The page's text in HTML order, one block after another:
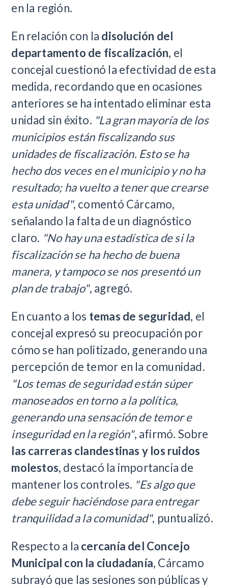
en la región.
En relación con la disolución del
departamento de fiscalización, el
concejal cuestionó la efectividad de esta
medida, recordando que en ocasiones
anteriores se ha intentado eliminar esta
unidad sin éxito. "La gran mayoría de los
municipios están fiscalizando sus
unidades de fiscalización. Esto se ha
hecho dos veces en el municipio y no ha
resultado; ha vuelto a tener que crearse
esta unidad", comentó Cárcamo,
señalando la falta de un diagnóstico
claro. "No hay una estadística de si la
fiscalización se ha hecho de buena
manera, y tampoco se nos presentó un
plan de trabajo", agregó.
En cuanto a los temas de seguridad, el
concejal expresó su preocupación por
cómo se han politizado, generando una
percepción de temor en la comunidad.
"Los temas de seguridad están súper
manoseados en torno a la política,
generando una sensación de temor e
inseguridad en la región", afirmó. Sobre
las carreras clandestinas y los ruidos
molestos, destacó la importancia de
mantener los controles. "Es algo que
debe seguir haciéndose para entregar
tranquilidad a la comunidad", puntualizó.
Respecto a la cercanía del Concejo
Municipal con la ciudadanía, Cárcamo
subrayó que las sesiones son públicas y